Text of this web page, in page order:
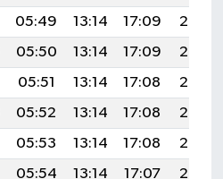
05:49 13:14 17:09
20:30
05:50 13:14 17:09
20:29
05:51 13:14 17:08
20:28
05:52 13:14 17:08
20:27
05:53 13:14 17:08
20:26
05:54 13:14 17:07
20:25